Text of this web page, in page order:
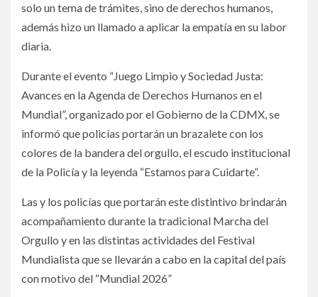
solo un tema de trámites, sino de derechos humanos,
además hizo un llamado a aplicar la empatía en su labor
diaria.
Durante el evento “Juego Limpio y Sociedad Justa:
Avances en la Agenda de Derechos Humanos en el
Mundial”, organizado por el Gobierno de la CDMX, se
informó que policías portarán un brazalete con los
colores de la bandera del orgullo, el escudo institucional
de la Policía y la leyenda “Estamos para Cuidarte”.
Las y los policías que portarán este distintivo brindarán
acompañamiento durante la tradicional Marcha del
Orgullo y en las distintas actividades del Festival
Mundialista que se llevarán a cabo en la capital del país
con motivo del “Mundial 2026”